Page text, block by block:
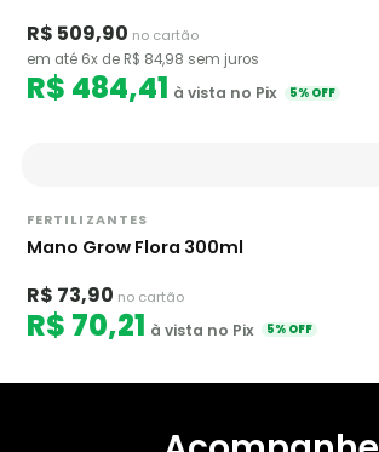
R$ 509,90 no cartão
em até 6x de R$ 84,98 sem juros
R$ 484,41 à vista no Pix 5% OFF
FERTILIZANTES
Mano Grow Flora 300ml
R$ 73,90 no cartão
R$ 70,21 à vista no Pix 5% OFF